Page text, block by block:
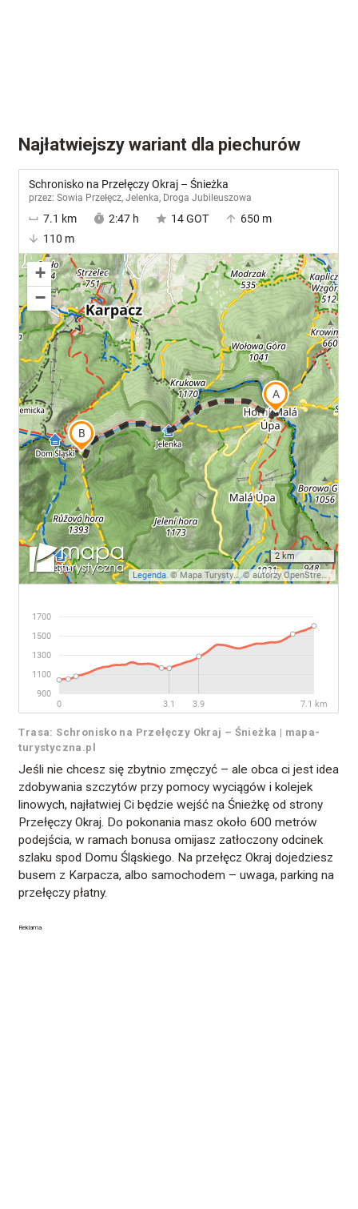
Najłatwiejszy wariant dla piechurów
Trasa: Schronisko na Przełęczy Okraj – Śnieżka | mapa-
turystyczna.pl
Jeśli nie chcesz się zbytnio zmęczyć – ale obca ci jest idea
zdobywania szczytów przy pomocy wyciągów i kolejek
linowych, najłatwiej Ci będzie wejść na Śnieżkę od strony
Przełęczy Okraj. Do pokonania masz około 600 metrów
podejścia, w ramach bonusa omijasz zatłoczony odcinek
szlaku spod Domu Śląskiego. Na przełęcz Okraj dojedziesz
busem z Karpacza, albo samochodem – uwaga, parking na
przełęczy płatny.
Reklama